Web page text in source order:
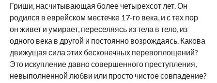
Гриши, насчитывающая более четырехсот лет. Он
родился в еврейском местечке 17-го века, и с тех пор
он живет и умирает, переселяясь из тела в тело, из
одного века в другой и постоянно возрождаясь. Какова
движущая сила этих бесконечных перевоплощений?
Это искупление давно совершенного преступления,
невыполненной любви или просто чистое совпадение?